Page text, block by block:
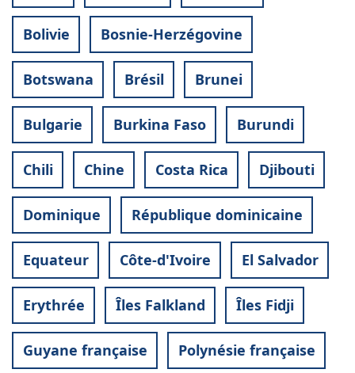
Bolivie Bosnie-Herzégovine
Botswana Brésil Brunei
Bulgarie Burkina Faso Burundi
Chili Chine Costa Rica Djibouti
Dominique République dominicaine
Equateur Côte-d'Ivoire El Salvador
Erythrée Îles Falkland Îles Fidji
Guyane française Polynésie française